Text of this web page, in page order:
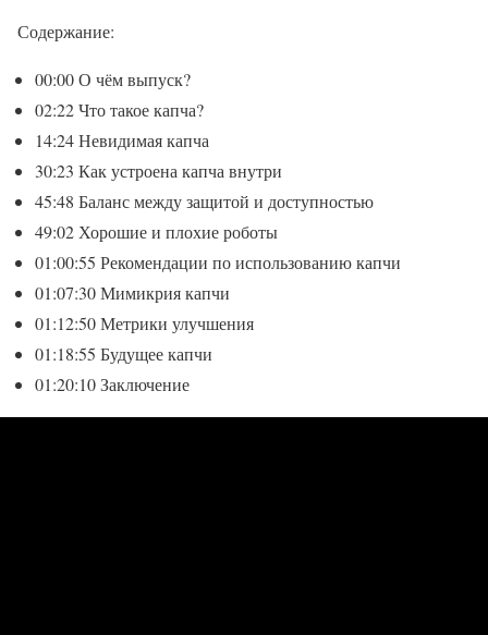
Содержание:
00:00 О чём выпуск?
02:22 Что такое капча?
14:24 Невидимая капча
30:23 Как устроена капча внутри
45:48 Баланс между защитой и доступностью
49:02 Хорошие и плохие роботы
01:00:55 Рекомендации по использованию капчи
01:07:30 Мимикрия капчи
01:12:50 Метрики улучшения
01:18:55 Будущее капчи
01:20:10 Заключение